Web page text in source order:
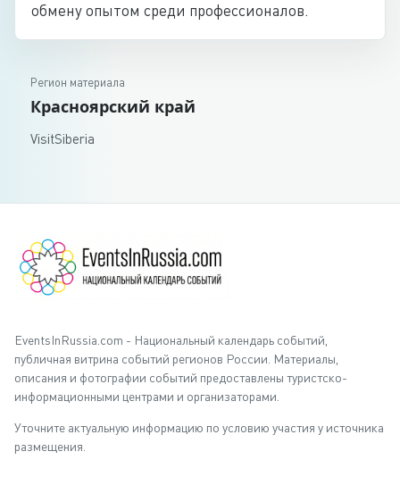
обмену опытом среди профессионалов.
Регион материала
Красноярский край
VisitSiberia
EventsInRussia.com - Национальный календарь событий,
публичная витрина событий регионов России. Материалы,
описания и фотографии событий предоставлены туристско-
информационными центрами и организаторами.
Уточните актуальную информацию по условию участия у источника
размещения.